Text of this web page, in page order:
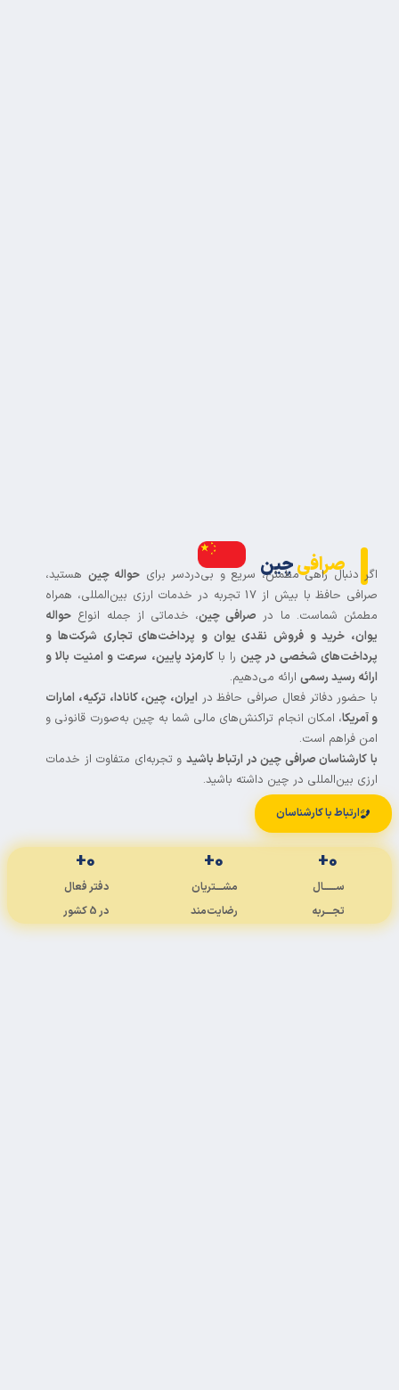
صرافیچین
دنبال راهی مطمئن، سریع و بی‌دردسر برایحواله چینهستید،
صرافی حافظ با بیش از 17 تجربه در خدمات ارزی بین‌المللی، همراه
شماست. ما درصرافی چین، خدماتی از جمله انواع حواله
خرید و فروش نقدی یوان و پرداخت‌های تجاری شرکت‌ها و
شخصی در چینرا باکارمزد پایین، سرعت و امنیت بالا و
رسید رسمی ارائه می‌دهیم.
حضور دفاتر فعال صرافی حافظ درایران، چین، کانادا، ترکیه، امارات
، امکان انجام تراکنش‌های مالی شما به چین به‌صورت قانونی و
فراهم است.
کارشناسان صرافی چین در ارتباط باشیدو تجربه‌ای متفاوت از خدمات
بین‌المللی در چین داشته باشید.
ارتباط با کارشناسان
ســـــــال
تجــــربه
مشــــتریان
رضایت‌مند
دفتر فعال